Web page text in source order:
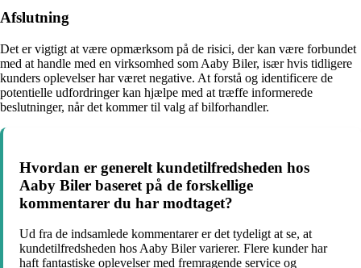
Afslutning
Det er vigtigt at være opmærksom på de risici, der kan være forbundet
med at handle med en virksomhed som Aaby Biler, især hvis tidligere
kunders oplevelser har været negative. At forstå og identificere de
potentielle udfordringer kan hjælpe med at træffe informerede
beslutninger, når det kommer til valg af bilforhandler.
Hvordan er generelt kundetilfredsheden hos
Aaby Biler baseret på de forskellige
kommentarer du har modtaget?
Ud fra de indsamlede kommentarer er det tydeligt at se, at
kundetilfredsheden hos Aaby Biler varierer. Flere kunder har
haft fantastiske oplevelser med fremragende service og